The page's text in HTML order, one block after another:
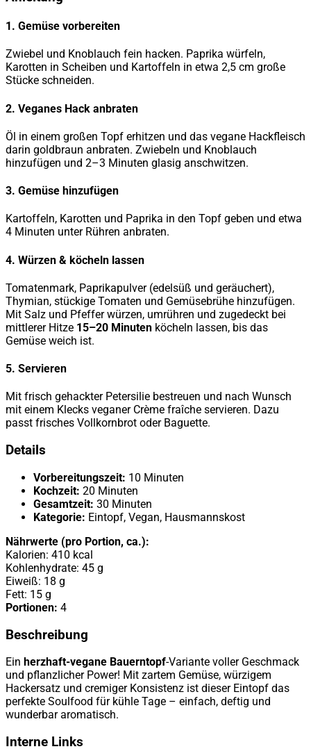
1. Gemüse vorbereiten
Zwiebel und Knoblauch fein hacken. Paprika würfeln,
Karotten in Scheiben und Kartoffeln in etwa 2,5 cm große
Stücke schneiden.
2. Veganes Hack anbraten
Öl in einem großen Topf erhitzen und das vegane Hackfleisch
darin goldbraun anbraten. Zwiebeln und Knoblauch
hinzufügen und 2–3 Minuten glasig anschwitzen.
3. Gemüse hinzufügen
Kartoffeln, Karotten und Paprika in den Topf geben und etwa
4 Minuten unter Rühren anbraten.
4. Würzen & köcheln lassen
Tomatenmark, Paprikapulver (edelsüß und geräuchert),
Thymian, stückige Tomaten und Gemüsebrühe hinzufügen.
Mit Salz und Pfeffer würzen, umrühren und zugedeckt bei
mittlerer Hitze 15–20 Minuten köcheln lassen, bis das
Gemüse weich ist.
5. Servieren
Mit frisch gehackter Petersilie bestreuen und nach Wunsch
mit einem Klecks veganer Crème fraîche servieren. Dazu
passt frisches Vollkornbrot oder Baguette.
Details
Vorbereitungszeit: 10 Minuten
Kochzeit: 20 Minuten
Gesamtzeit: 30 Minuten
Kategorie: Eintopf, Vegan, Hausmannskost
Nährwerte (pro Portion, ca.):
Kalorien: 410 kcal
Kohlenhydrate: 45 g
Eiweiß: 18 g
Fett: 15 g
Portionen: 4
Beschreibung
Ein herzhaft-vegane Bauerntopf-Variante voller Geschmack
und pflanzlicher Power! Mit zartem Gemüse, würzigem
Hackersatz und cremiger Konsistenz ist dieser Eintopf das
perfekte Soulfood für kühle Tage – einfach, deftig und
wunderbar aromatisch.
Interne Links